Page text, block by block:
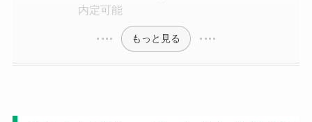
内定可能
もっと見る